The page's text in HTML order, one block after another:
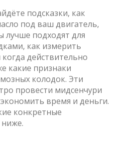
подсказки, как
под ваш двигатель,
лучше подходят для
как измерить
действительно
какие признаки
колодок. Эти
провести мидсенчури
время и деньги.
конкретные